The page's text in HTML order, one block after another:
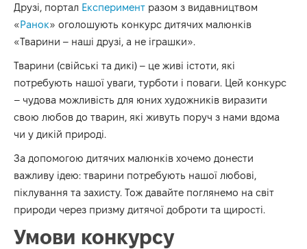
Друзі, портал Експеримент разом з видавництвом
«Ранок» оголошують конкурс дитячих малюнків
«Тварини – наші друзі, а не іграшки».
Тварини (свійські та дикі) – це живі істоти, які
потребують нашої уваги, турботи і поваги. Цей конкурс
– чудова можливість для юних художників виразити
свою любов до тварин, які живуть поруч з нами вдома
чи у дикій природі.
За допомогою дитячих малюнків хочемо донести
важливу ідею: тварини потребують нашої любові,
піклування та захисту. Тож давайте поглянемо на світ
природи через призму дитячої доброти та щирості.
Умови конкурсу